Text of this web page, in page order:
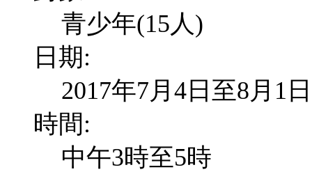
青少年(15人)
日期:
2017年7月4日至8月1日
時間:
中午3時至5時